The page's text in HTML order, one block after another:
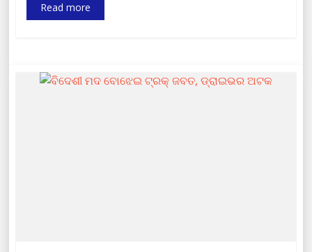
Read more